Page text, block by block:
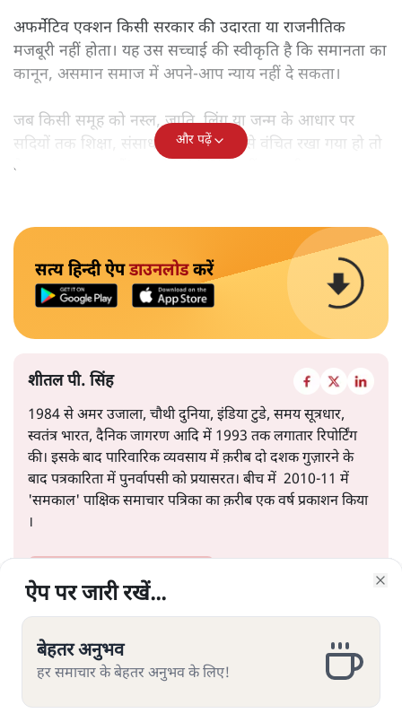
अफर्मेटिव एक्शन किसी सरकार की उदारता या राजनीतिक
मजबूरी नहीं होता। यह उस सच्चाई की स्वीकृति है कि समानता का
कानून, असमान समाज में अपने-आप न्याय नहीं दे सकता।
जब किसी समूह को नस्ल, जाति, लिंग या जन्म के आधार पर
सदियों तक शिक्षा, संसाधनों और सम्मान से वंचित रखा गया हो तो
केवल ‘सब बराबर हैं’ कह देने से स्थिति नहीं बदलती।
और पढ़ें
सत्य हिन्दी ऐपडाउनलोडकरें
शीतल पी. सिंह
1984 से अमर उजाला, चौथी दुनिया, इंडिया टुडे, समय सूत्रधार,
स्वतंत्र भारत, दैनिक जागरण आदि में 1993 तक लगातार रिपोर्टिंग
की। इसके बाद पारिवारिक व्यवसाय में क़रीब दो दशक गुज़ारने के
बाद पत्रकारिता में पुनर्वापसी को प्रयासरत। बीच में 2010-11 में
'समकाल' पाक्षिक समाचार पत्रिका का क़रीब एक वर्ष प्रकाशन किया
।
ऐप पर जारी रखें...
बेहतर अनुभव
हर समाचार के बेहतर अनुभव के लिए!
ऐप पर जारी रखें...
बेहतर अनुभव
हर समाचार के बेहतर अनुभव के लिए!
ऐप पर जारी रखें...
बेहतर अनुभव
हर समाचार के बेहतर अनुभव के लिए!
ऐप पर जारी रखें...
बेहतर अनुभव
हर समाचार के बेहतर अनुभव के लिए!
ऐप पर जारी रखें...
बेहतर अनुभव
हर समाचार के बेहतर अनुभव के लिए!
ऐप पर जारी रखें...
बेहतर अनुभव
हर समाचार के बेहतर अनुभव के लिए!
ऐप पर जारी रखें...
बेहतर अनुभव
हर समाचार के बेहतर अनुभव के लिए!